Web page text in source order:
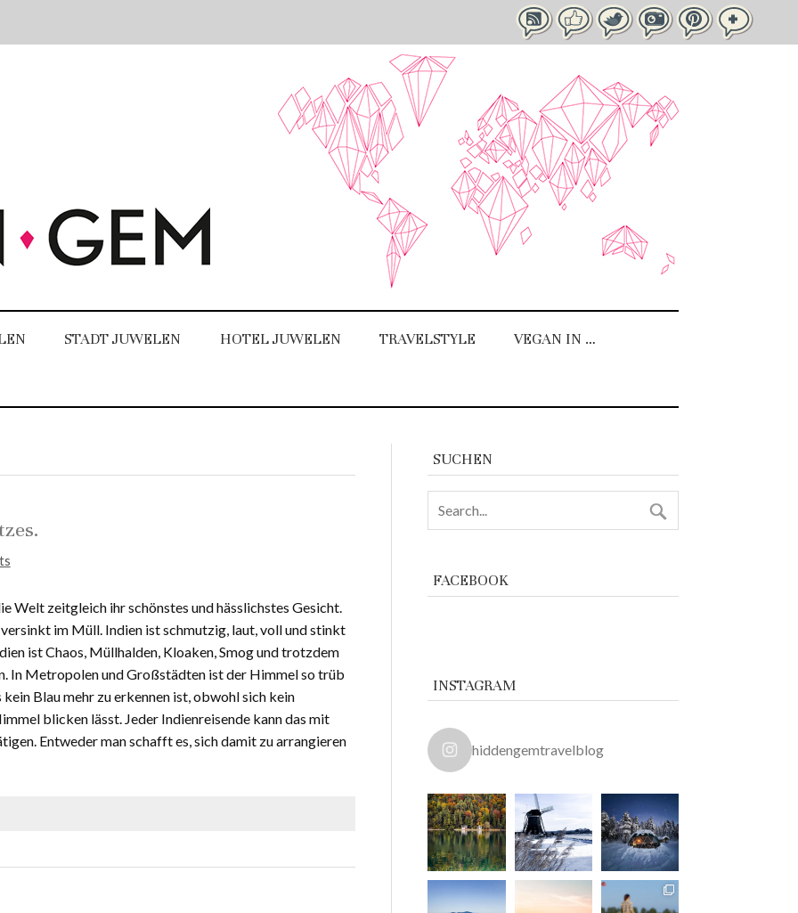
STADT JUWELEN HOTEL JUWELEN TRAVELSTYLE VEGAN IN …
Welt zeitgleich ihr schönstes und hässlichstes Gesicht.
im Müll. Indien ist schmutzig, laut, voll und stinkt
ist Chaos, Müllhalden, Kloaken, Smog und trotzdem
In Metropolen und Großstädten ist der Himmel so trüb
kein Blau mehr zu erkennen ist, obwohl sich kein
blicken lässt. Jeder Indienreisende kann das mit
Entweder man schafft es, sich damit zu arrangieren
SUCHEN
FACEBOOK
INSTAGRAM
hiddengemtravelblog